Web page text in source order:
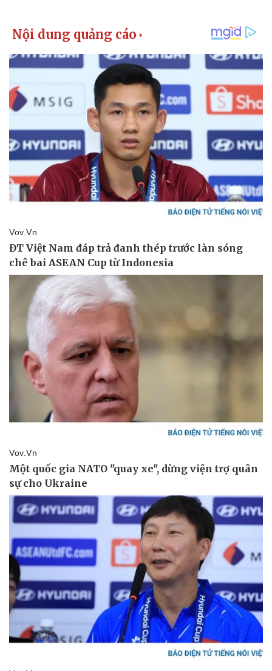
Pháp luật
Vụ án
Tin nóng
Tư vấn luật
Vũ khí
Phân tích